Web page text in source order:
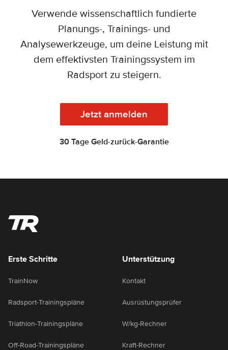
Verwende wissenschaftlich fundierte
Planungs-, Trainings- und
Analysewerkzeuge, um deine Leistung mit
dem effektivsten Trainingssystem im
Radsport zu steigern.
Jetzt anmelden
30 Tage Geld-zurück-Garantie
Erste Schritte
TrainNow
Radsport-Trainingspläne
Triathlon-Trainingspläne
Off-Road-Trainingspläne
Unterstützung
Kontakt
Ausrüstungsprüfer
W/kg-Rechner
Kraft-Rechner